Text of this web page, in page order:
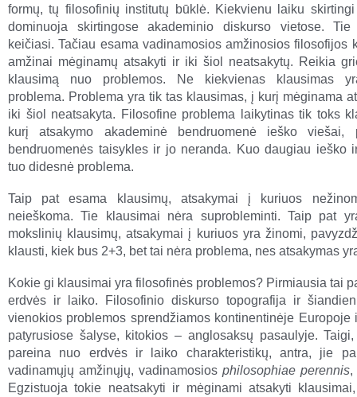
formų, tų filosofinių institutų būklė. Kiekvienu laiku
dominuoja skirtingose akademinio diskurso vietose. Tie
keičiasi. Tačiau esama vadinamosios amžinosios filosofijos
amžinai mėginamų atsakyti ir iki šiol neatsakytų. Reikia
klausimą nuo problemos. Ne kiekvienas klausimas
problema. Problema yra tik tas klausimas, į kurį mėginama
iki šiol neatsakyta. Filosofine problema laikytinas tik toks
kurį atsakymo akademinė bendruomenė ieško viešai,
bendruomenės taisykles ir jo neranda. Kuo daugiau ieško
tuo didesnė problema.
Taip pat esama klausimų, atsakymai į kuriuos
neieškoma. Tie klausimai nėra suprobleminti. Taip pat
mokslinių klausimų, atsakymai į kuriuos yra žinomi,
klausti, kiek bus 2+3, bet tai nėra problema, nes atsakymas
Kokie gi klausimai yra filosofinės problemos? Pirmiausia tai
erdvės ir laiko. Filosofinio diskurso topografija ir
vienokios problemos sprendžiamos kontinentinėje Europoje
patyrusiose šalyse, kitokios – anglosaksų pasaulyje.
pareina nuo erdvės ir laiko charakteristikų, antra, jie
vadinamųjų amžinųjų, vadinamosios philosophiae perennis,
Egzistuoja tokie neatsakyti ir mėginami atsakyti